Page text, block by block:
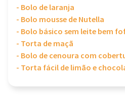
- Bolo de laranja
- Bolo mousse de Nutella
- Bolo básico sem leite bem
- Torta de maçã
- Bolo de cenoura com
- Torta fácil de limão e